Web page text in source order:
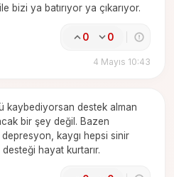
bizi ya batırıyor ya çıkarıyor.
0 0
4 Mayıs 10:43
kaybediyorsan destek alman
bir şey değil. Bazen
depresyon, kaygı hepsi sinir
hayat kurtarır.